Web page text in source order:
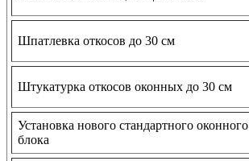
Шпатлевка откосов до 30 см
Штукатурка откосов оконных до 30 см
Установка нового стандартного оконного
блока